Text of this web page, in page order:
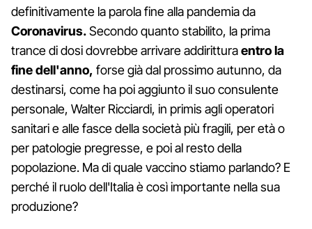
definitivamente la parola fine alla pandemia da
Coronavirus.Secondo quanto stabilito, la prima
trance di dosi dovrebbe arrivare addiritturaentro la
fine dell'anno, forse già dal prossimo autunno, da
destinarsi, come ha poi aggiunto il suo consulente
personale, Walter Ricciardi, in primis agli operatori
sanitari e alle fasce della società più fragili, per età o
per patologie pregresse, e poi al resto della
popolazione. Ma di quale vaccino stiamo parlando? E
perché il ruolo dell'Italia è così importante nella sua
produzione?